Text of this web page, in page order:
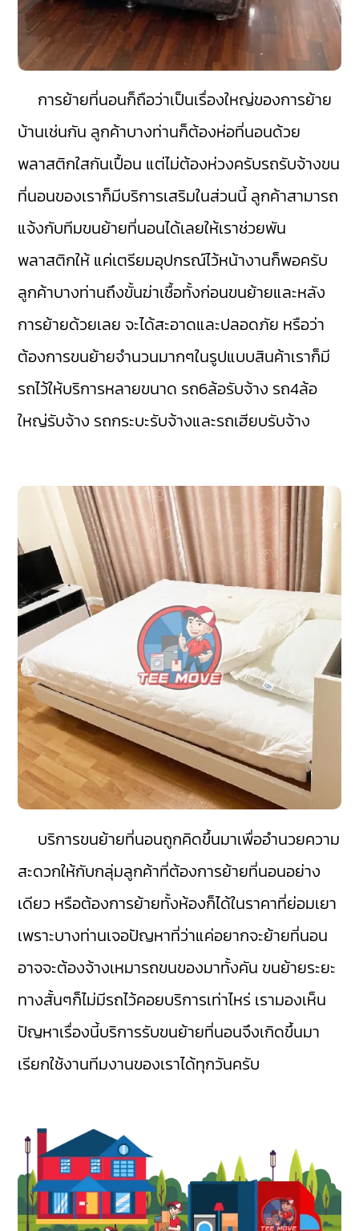
การย้ายที่นอนก็ถือว่าเป็นเรื่องใหญ่ของการย้าย
บ้านเช่นกัน ลูกค้าบางท่านก็ต้องห่อที่นอนด้วย
พลาสติกใสกันเปื้อน แต่ไม่ต้องห่วงครับรถรับจ้างขน
ที่นอนของเราก็มีบริการเสริมในส่วนนี้ ลูกค้าสามารถ
แจ้งกับทีมขนย้ายที่นอนได้เลยให้เราช่วยพัน
พลาสติกให้ แค่เตรียมอุปกรณ์ไว้หน้างานก็พอครับ
ลูกค้าบางท่านถึงขั้นฆ่าเชื้อทั้งก่อนขนย้ายและหลัง
การย้ายด้วยเลย จะได้สะอาดและปลอดภัย หรือว่า
ต้องการขนย้ายจำนวนมากๆในรูปแบบสินค้าเราก็มี
รถไว้ให้บริการหลายขนาด รถ6ล้อรับจ้าง รถ4ล้อ
ใหญ่รับจ้าง รถกระบะรับจ้างและรถเฮียบรับจ้าง
บริการขนย้ายที่นอนถูกคิดขึ้นมาเพื่ออำนวยความ
สะดวกให้กับกลุ่มลูกค้าที่ต้องการย้ายที่นอนอย่าง
เดียว หรือต้องการย้ายทั้งห้องก็ได้ในราคาที่ย่อมเยา
เพราะบางท่านเจอปัญหาที่ว่าแค่อยากจะย้ายที่นอน
อาจจะต้องจ้างเหมารถขนของมาทั้งคัน ขนย้ายระยะ
ทางสั้นๆก็ไม่มีรถไว้คอยบริการเท่าไหร่ เรามองเห็น
ปัญหาเรื่องนี้บริการรับขนย้ายที่นอนจึงเกิดขึ้นมา
เรียกใช้งานทีมงานของเราได้ทุกวันครับ